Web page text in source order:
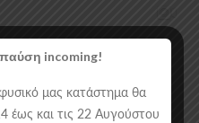
incoming!
μας κατάστημα θα
έως και τις 22 Αυγούστου